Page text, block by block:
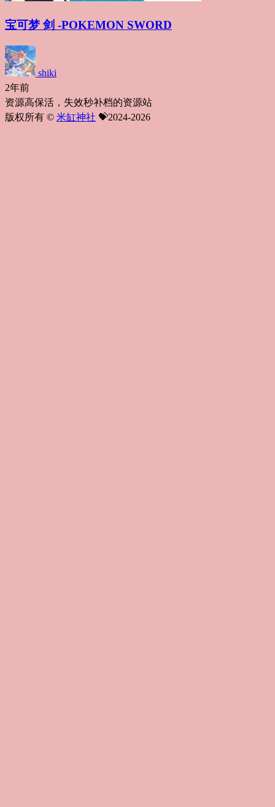
宝可梦 剑 -POKEMON SWORD
shiki
2年前
资源高保活，失效秒补档的资源站
版权所有 © 米缸神社 💝2024-2026